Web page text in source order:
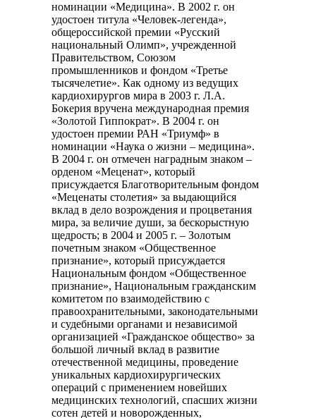
номинации «Медицина». В 2002 г. он
удостоен титула «Человек-легенда»,
общероссийской премии «Русский
национальный Олимп», учрежденной
Правительством, Союзом
промышленников и фондом «Третье
тысячелетие». Как одному из ведущих
кардиохирургов мира в 2003 г. Л.А.
Бокерия вручена международная премия
«Золотой Гиппократ». В 2004 г. он
удостоен премии РАН «Триумф» в
номинации «Наука о жизни – медицина».
В 2004 г. он отмечен наградным знаком –
орденом «Меценат», который
присуждается Благотворительным фондом
«Меценаты столетия» за выдающийся
вклад в дело возрождения и процветания
мира, за величие души, за бескорыстную
щедрость; в 2004 и 2005 г. – Золотым
почетным знаком «Общественное
признание», который присуждается
Национальным фондом «Общественное
признание», Национальным гражданским
комитетом по взаимодействию с
правоохранительными, законодательными
и судебными органами и независимой
организацией «Гражданское общество» за
большой личный вклад в развитие
отечественной медицины, проведение
уникальных кардиохирургических
операций с применением новейших
медицинских технологий, спасших жизни
сотен детей и новорожденных,